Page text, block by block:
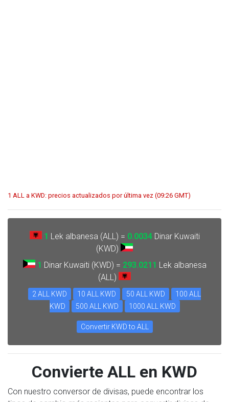
1 ALL a KWD: precios actualizados por última vez (09:26 GMT)
1 Lek albanesa (ALL) = 0.0034Dinar Kuwaiti
(KWD)
1 Dinar Kuwaiti (KWD) = 293.0211 Lek albanesa
(ALL)
2 ALL KWD 10 ALL KWD 50 ALL KWD
100 ALL
KWD
500 ALL KWD 1000 ALL KWD
Convertir KWD to ALL
Convierte ALL en KWD
Con nuestro conversor de divisas, puede encontrar los